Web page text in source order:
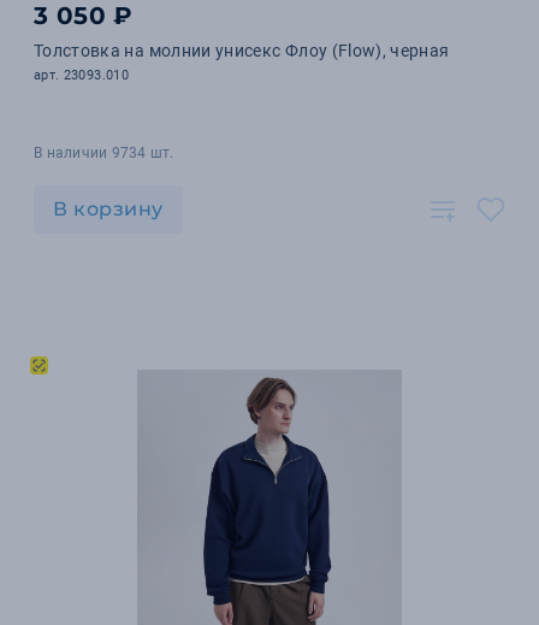
3 050 ₽
Толстовка на молнии унисекс Флоу (Flow), черная
арт. 23093.010
В наличии 9734 шт.
В корзину